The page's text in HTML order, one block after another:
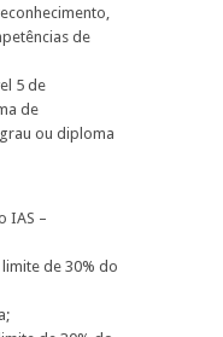
de
5 de
de
ou diploma
IAS –
de 30% do